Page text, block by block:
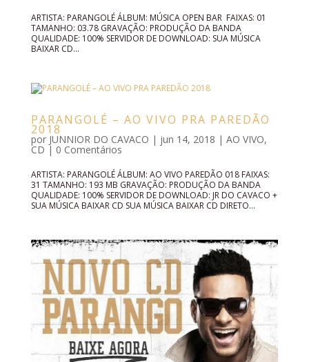
ARTISTA: PARANGOLÉ ÁLBUM: MÚSICA OPEN BAR FAIXAS: 01
TAMANHO: 03.78 GRAVAÇÃO: PRODUÇÃO DA BANDA
QUALIDADE: 100% SERVIDOR DE DOWNLOAD: SUA MÚSICA
BAIXAR CD...
PARANGOLÉ – AO VIVO PRA PAREDÃO
2018
por JUNNIOR DO CAVACO | jun 14, 2018 | AO VIVO,
CD | 0 Comentários
ARTISTA: PARANGOLÉ ÁLBUM: AO VIVO PAREDÃO 018 FAIXAS:
31 TAMANHO: 193 MB GRAVAÇÃO: PRODUÇÃO DA BANDA
QUALIDADE: 100% SERVIDOR DE DOWNLOAD: JR DO CAVACO +
SUA MÚSICA BAIXAR CD SUA MÚSICA BAIXAR CD DIRETO...